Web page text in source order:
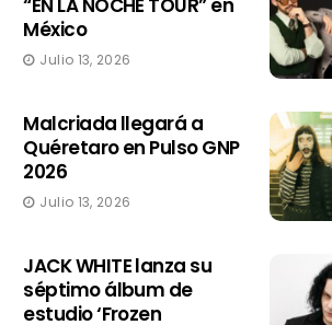
“EN LA NOCHE TOUR” en
México
Julio 13, 2026
Malcriada llegará a
Quéretaro en Pulso GNP
2026
Julio 13, 2026
JACK WHITE lanza su
séptimo álbum de
estudio ‘Frozen